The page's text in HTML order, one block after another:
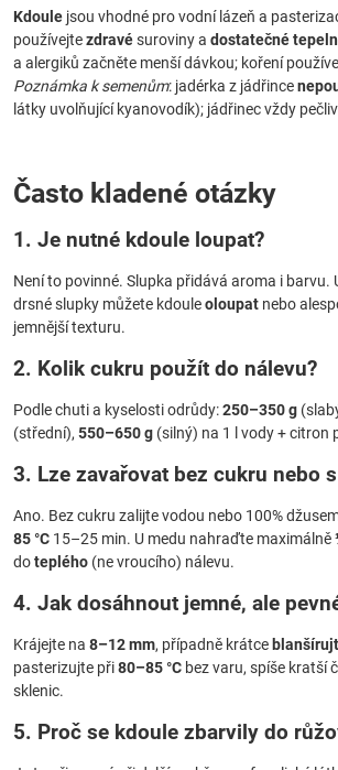
Kdoule jsou vhodné pro vodní lázeň a
používejtezdravésuroviny a dostatečné
a alergiků začněte menší dávkou; koření
Poznámka k semenům: jadérka z jádřince
látky uvolňující kyanovodík); jádřinec vždy
Často kladené otázky
1. Je nutné kdoule loupat?
Není to povinné. Slupka přidává aroma i barvu.
drsné slupky můžete kdouleoloupat nebo
jemnější texturu.
2. Kolik cukru použít do nálevu?
Podle chuti a kyselosti odrůdy:250–350 g
(střední), 550–650 g (silný) na 1 l vody + citron
3. Lze zavařovat bez cukru nebo
Ano. Bez cukru zalijte vodou nebo 100%
85 °C 15–25 min. U medu nahraďte maximálně
doteplého (ne vroucího) nálevu.
4. Jak dosáhnout jemné, ale
Krájejte na 8–12 mm, případně krátce
pasterizujte při80–85 °C bez varu, spíše kratší
sklenic.
5. Proč se kdoule zbarvily do